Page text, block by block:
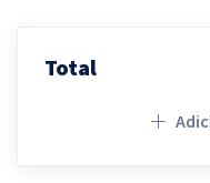
Total